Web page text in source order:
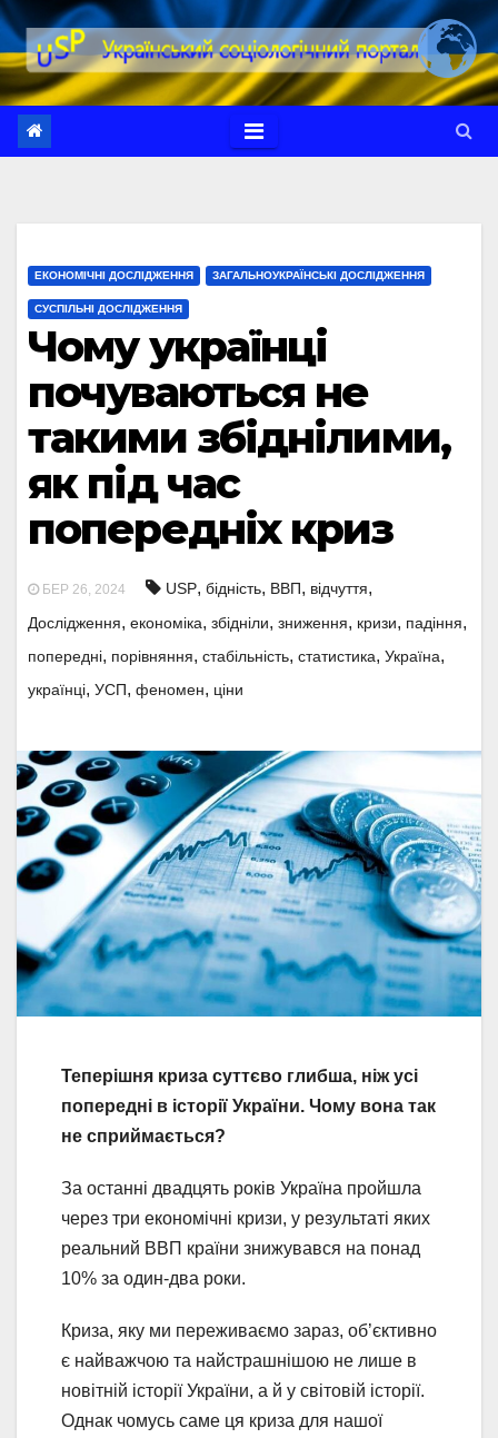
Перейти
до
вмісту
ЕКОНОМІЧНІ ДОСЛІДЖЕННЯ ЗАГАЛЬНОУКРАЇНСЬКІ ДОСЛІДЖЕННЯ
СУСПІЛЬНІ ДОСЛІДЖЕННЯ
Чому українці
почуваються не
такими збіднілими,
як під час
попередніх криз
БЕР 26, 2024 USP, бідність, ВВП, відчуття,
Дослідження, економіка, збідніли, зниження, кризи, падіння,
попередні, порівняння, стабільність, статистика, Україна,
українці, УСП, феномен, ціни
Теперішня криза суттєво глибша, ніж усі
попередні в історії України. Чому вона так
не сприймається?
За останні двадцять років Україна пройшла
через три економічні кризи, у результаті яких
реальний ВВП країни знижувався на понад
10% за один-два роки.
Криза, яку ми переживаємо зараз, об’єктивно
є найважчою та найстрашнішою не лише в
новітній історії України, а й у світовій історії.
Однак чомусь саме ця криза для нашої